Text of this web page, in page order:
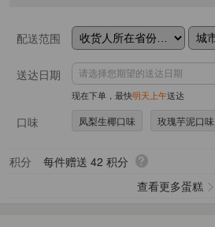
配送范围
送达日期
现在下单，最快明天上午送达
口味 凤梨生椰口味 玫瑰芋泥口味
积分 每件赠送42 积分
?
查看更多蛋糕